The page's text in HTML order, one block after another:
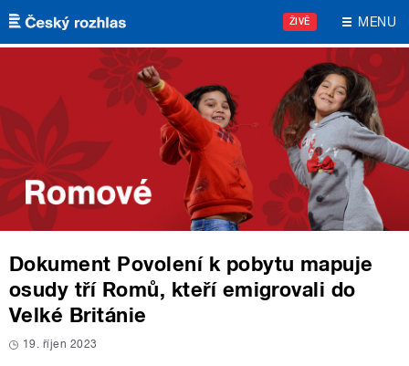
Přejít k hlavnímu obsahu
ŽIVĚ MENU
Dokument Povolení k pobytu mapuje
osudy tří Romů, kteří emigrovali do
Velké Británie
19. říjen 2023